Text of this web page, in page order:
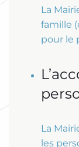
La
famille
pour le
La
les